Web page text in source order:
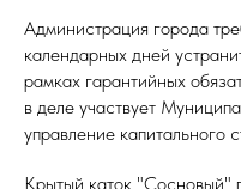
Администрация города
календарных дней
рамках гарантийных
в деле участвует
управление капитального
Крытый каток